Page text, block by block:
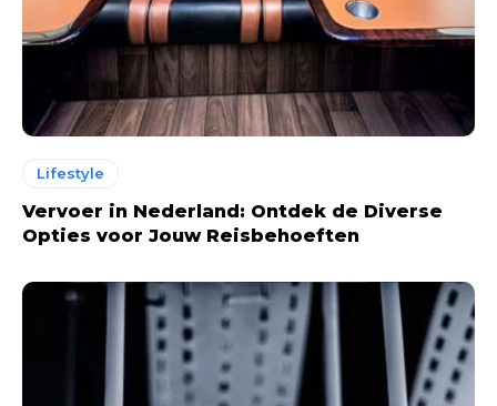
Lifestyle
Vervoer in Nederland: Ontdek de Diverse
Opties voor Jouw Reisbehoeften